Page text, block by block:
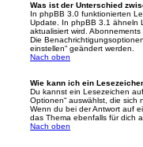
Was ist der Unterschied
In phpBB 3.0 funktionierten
Update. In phpBB 3.1 ähneln
aktualisiert wird.
Die
einstellen“ geändert werden.
Nach oben
Wie kann ich ein
Du kannst ein Lesezeichen
Optionen“ auswählst, die sich
Wenn du bei der Antwort auf
das Thema ebenfalls für dich
Nach oben